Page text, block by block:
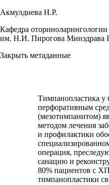
Акмулдиева Н.Р.
Кафедра
им. Н.И. Пирогова Минздрава
Закрыть метаданные
Тимпанопластика у
перфоративным
(мезотимпанитом)
методом лечения
и профилактики
операция,
санацию и
80% пациентов с
тимпанопластики